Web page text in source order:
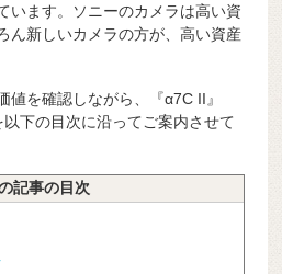
います。ソニーのカメラは高い資
ん新しいカメラの方が、高い資産
値を確認しながら、『α7C II』
以下の目次に沿ってご案内させて
記事の目次